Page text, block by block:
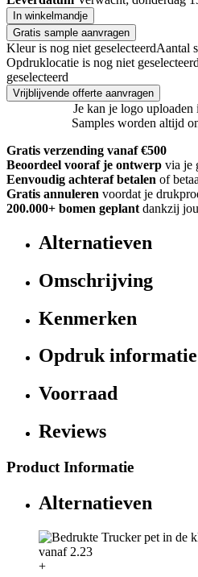
In winkelmandje
Gratis sample aanvragen
Kleur is nog niet geselecteerdAantal
Opdruklocatie is nog niet geselecteerd
geselecteerd
Vrijblijvende offerte aanvragen
Je kan je logo
Samples worden altijd
Gratis verzending vanaf €500
Beoordeel vooraf je ontwerp via je
Eenvoudig achteraf betalen of
Gratis annuleren voordat je
200.000+ bomen geplant dankzij
Alternatieven
Omschrijving
Kenmerken
Opdruk informatie
Voorraad
Reviews
Product Informatie
Alternatieven
+